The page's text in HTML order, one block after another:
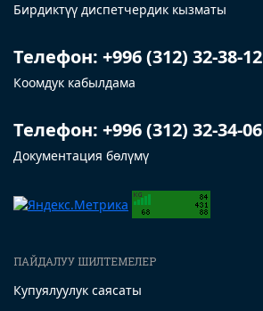
Бирдиктүү диспетчердик кызматы
Телефон: +996 (312) 32-38-12
Коомдук кабылдама
Телефон: +996 (312) 32-34-06
Документация бөлүмү
ПАЙДАЛУУ ШИЛТЕМЕЛЕР
Купуялуулук саясаты